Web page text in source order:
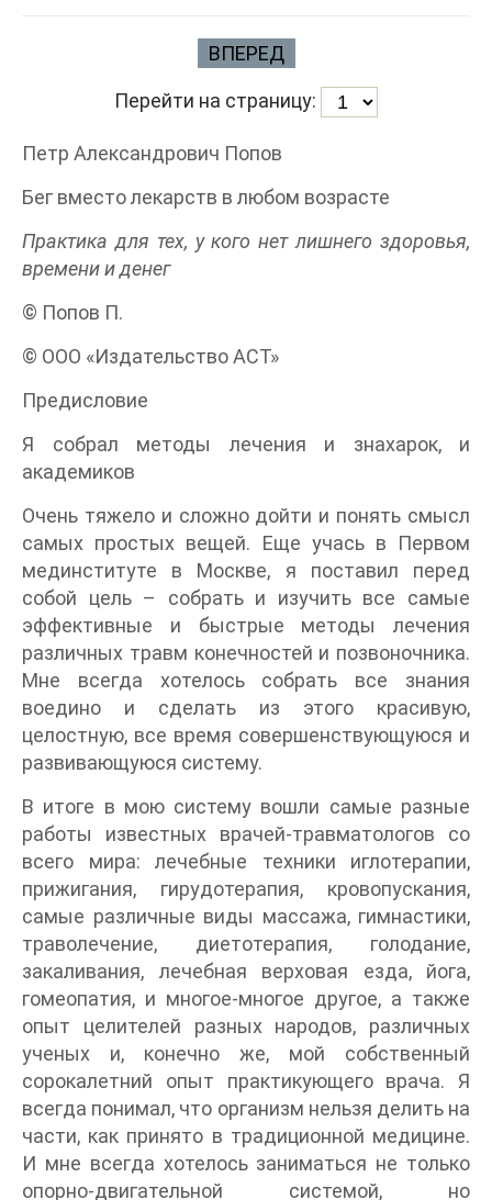
ВПЕРЕД
Перейти на страницу:
Петр Александрович Попов
Бег вместо лекарств в любом возрасте
Практика для тех, у кого нет лишнего здоровья,
времени и денег
© Попов П.
© ООО «Издательство АСТ»
Предисловие
Я собрал методы лечения и знахарок, и
академиков
Очень тяжело и сложно дойти и понять смысл
самых простых вещей. Еще учась в Первом
мединституте в Москве, я поставил перед
собой цель – собрать и изучить все самые
эффективные и быстрые методы лечения
различных травм конечностей и позвоночника.
Мне всегда хотелось собрать все знания
воедино и сделать из этого красивую,
целостную, все время совершенствующуюся и
развивающуюся систему.
В итоге в мою систему вошли самые разные
работы известных врачей-травматологов со
всего мира: лечебные техники иглотерапии,
прижигания, гирудотерапия, кровопускания,
самые различные виды массажа, гимнастики,
траволечение, диетотерапия, голодание,
закаливания, лечебная верховая езда, йога,
гомеопатия, и многое-многое другое, а также
опыт целителей разных народов, различных
ученых и, конечно же, мой собственный
сорокалетний опыт практикующего врача. Я
всегда понимал, что организм нельзя делить на
части, как принято в традиционной медицине.
И мне всегда хотелось заниматься не только
опорно-двигательной системой, но